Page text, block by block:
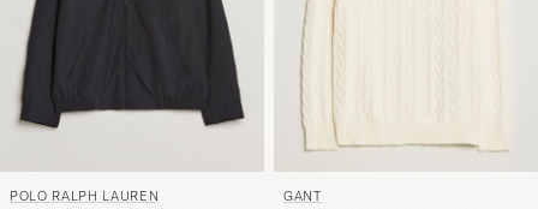
POLO RALPH LAUREN GANT